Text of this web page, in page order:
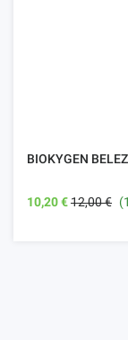
BIOKYGEN
10,20 €12,00 €